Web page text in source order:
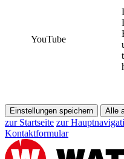
YouTube
Einstellungen speichern Alle
zur Startseite zur
Kontaktformular